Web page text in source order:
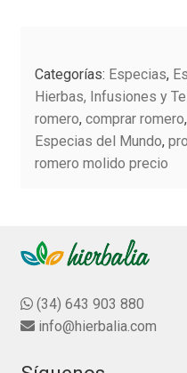
o
0
d
Categorías: Especias,
Hierbas, Infusiones y
romero, comprar romero,
Especias del Mundo,
romero molido precio
(34) 643 903 880
info@hierbalia.com